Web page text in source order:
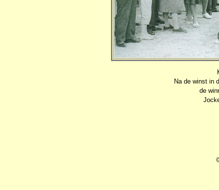
Na de winst in
de